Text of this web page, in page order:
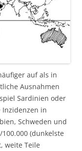
auf als in
Ausnahmen
Sardinien oder
in
Schweden und
(dunkelste
weite Teile